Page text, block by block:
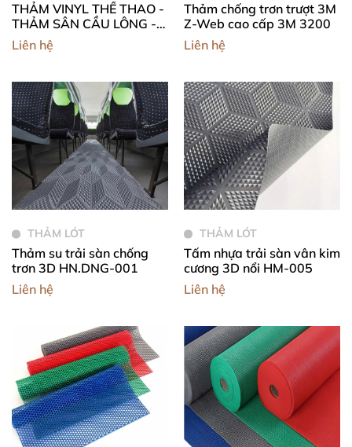
THẢM VINYL THỂ THAO -
THẢM SÂN CẦU LÔNG -
THẢM SÂN ĐA NĂNG -
THẢM SÂN PICKLEBALL
Liên hệ
Thảm chống trơn trượt 3M
Z-Web cao cấp 3M 3200
Liên hệ
THẢM LÓT
Thảm su trải sàn chống
trơn 3D HN.DNG-001
Liên hệ
THẢM LÓT
Tấm nhựa trải sàn vân kim
cương 3D nổi HM-005
Liên hệ